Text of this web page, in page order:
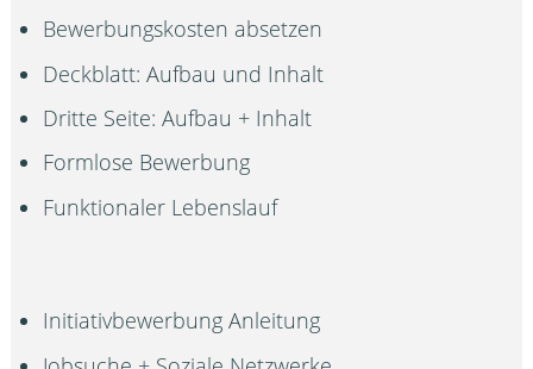
Bewerbungskosten absetzen
Deckblatt: Aufbau und Inhalt
Dritte Seite: Aufbau + Inhalt
Formlose Bewerbung
Funktionaler Lebenslauf
Initiativbewerbung Anleitung